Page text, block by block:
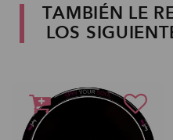
TAMBIÉN LE
LOS